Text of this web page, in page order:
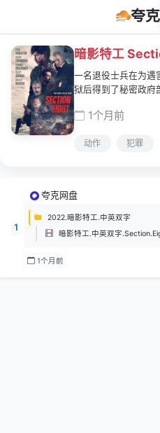
夸克
暗影特工
一名退役士兵在为遇
狱后得到了秘密政府
1个月前
动作 犯罪
1
夸克网盘
2022.暗影特工.中英双字
1个月前